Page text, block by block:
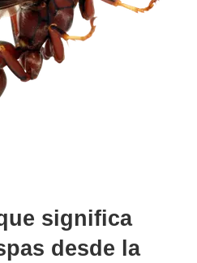
significa
desde la